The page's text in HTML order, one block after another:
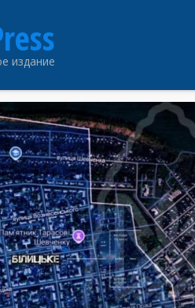
издание